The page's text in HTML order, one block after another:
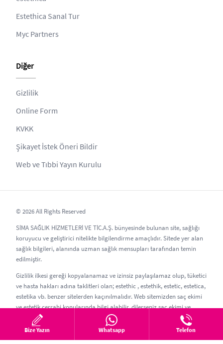
Estethica Sanal Tur
Myc Partners
Diğer
Gizlilik
Online Form
KVKK
Şikayet İstek Öneri Bildir
Web ve Tıbbi Yayın Kurulu
© 2026 All Rights Reserved
SİMA SAĞLIK HİZMETLERİ VE TİC.A.Ş. bünyesinde bulunan site, sağlığı
koruyucu ve geliştirici nitelikte bilgilendirme amaçlıdır. Sitede yer alan
sağlık bilgileri, alanında uzman sağlık mensupları tarafından temin
edilmiştir.
Gizlilik ilkesi gereği kopyalanamaz ve izinsiz paylaşılamaz olup, tüketici
ve hasta hakları adına taklitleri olan; estethic , estethik, estetic, estetica,
estetika vb. benzer sitelerden kaçınılmalıdır. Web sitemizden saç ekimi
ve estetik cerrahi konularında bilgi alabilir, dilerseniz saç ekimi ve
estetik randevusu oluşturabilirsiniz.
Güncelleme Tarihi: 07.08.2026
Bize Yazın Whatsapp Telefon